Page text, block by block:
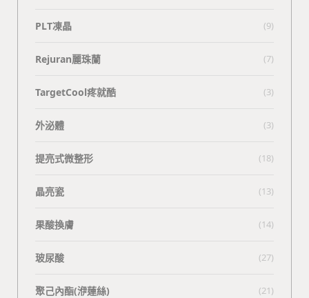
PLT凍晶 (9)
Rejuran麗珠蘭 (7)
TargetCool疼就酷 (3)
外泌體 (3)
提亮式微整形 (18)
晶亮瓷 (13)
果酸換膚 (14)
玻尿酸 (27)
聚己內酯(洢蓮絲) (21)